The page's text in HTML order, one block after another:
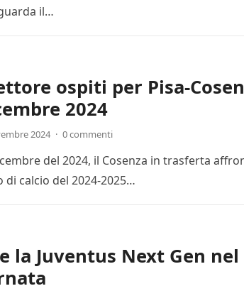
il…
ospiti per Pisa-
2024
2024 · 0 commenti
del 2024, il Cosenza in trasferta
calcio del 2024-2025…
la Juventus Next Gen